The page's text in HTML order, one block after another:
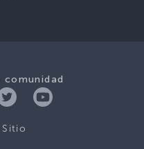
comunidad
Sitio